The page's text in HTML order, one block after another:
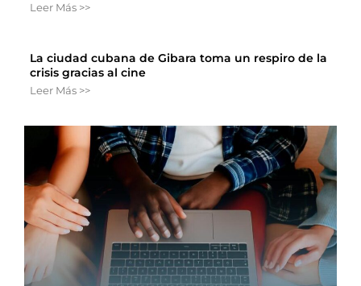
Leer Más >>
La ciudad cubana de Gibara toma un respiro de la
crisis gracias al cine
Leer Más >>